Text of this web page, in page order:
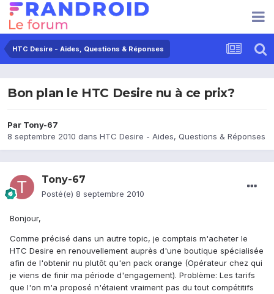
HTC Desire - Aides, Questions & Réponses
Bon plan le HTC Desire nu à ce prix?
Par Tony-67
8 septembre 2010 dans HTC Desire - Aides, Questions & Réponses
Tony-67
Posté(e) 8 septembre 2010
Bonjour,
Comme précisé dans un autre topic, je comptais m'acheter le
HTC Desire en renouvellement auprès d'une boutique spécialisée
afin de l'obtenir nu plutôt qu'en pack orange (Opérateur chez qui
je viens de finir ma période d'engagement). Problème: Les tarifs
que l'on m'a proposé n'étaient vraiment pas du tout compétitifs